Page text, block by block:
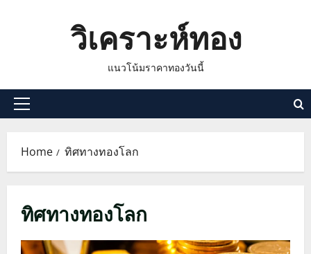
วิเคราะห์ทอง
แนวโน้มราคาทองวันนี้
Primary
Home ทิศทางทองโลก
ทิศทางทองโลก